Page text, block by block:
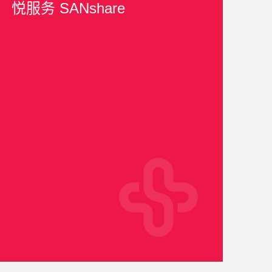
悦服务 SANshare